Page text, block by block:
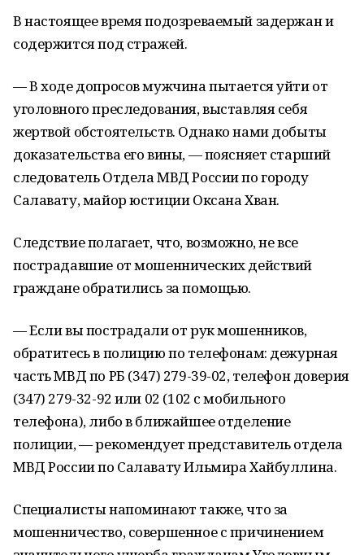
В настоящее время подозреваемый задержан и
содержится под стражей.
— В ходе допросов мужчина пытается уйти от
уголовного преследования, выставляя себя
жертвой обстоятельств. Однако нами добыты
доказательства его вины, — поясняет старший
следователь Отдела МВД России по городу
Салавату, майор юстиции Оксана Хван.
Следствие полагает, что, возможно, не все
пострадавшие от мошеннических действий
граждане обратились за помощью.
— Если вы пострадали от рук мошенников,
обратитесь в полицию по телефонам: дежурная
часть МВД по РБ (347) 279-39-02, телефон доверия
(347) 279-32-92 или 02 (102 с мобильного
телефона), либо в ближайшее отделение
полиции, — рекомендует представитель отдела
МВД России по Салавату Ильмира Хайбуллина.
Специалисты напоминают также, что за
мошенничество, совершенное с причинением